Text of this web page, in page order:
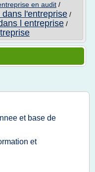
en audit /
l'entreprise /
l entreprise /
et base de
et